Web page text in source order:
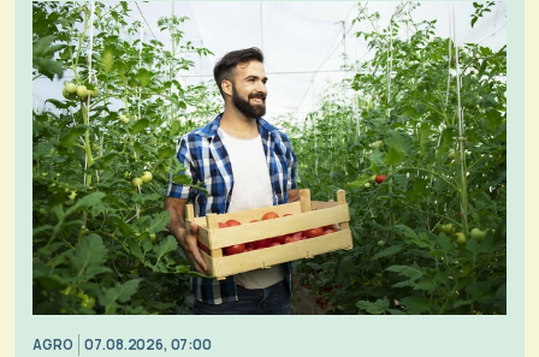
AGRO 07.08.2026, 07:00